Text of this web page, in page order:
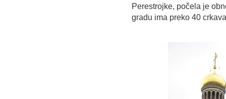
Perestrojke, počela je
gradu ima preko 40